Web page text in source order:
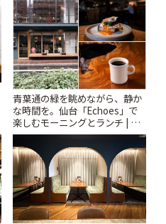
青葉通の緑を眺めながら、静か
な時間を。仙台「Echoes」で
楽しむモーニングとランチ | こ
とりっぷ